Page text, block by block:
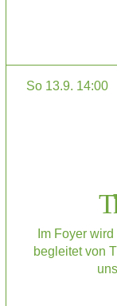
So 13.9. 14:00
Im Foyer
begleitet von